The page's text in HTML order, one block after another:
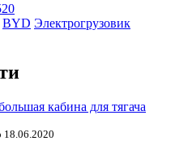
BYD Электрогрузовик
кабина для тягача
18.06.2020